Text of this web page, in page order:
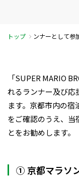
トップ ンナーとして参
「SUPER MARIO
れるランナー及び応
ます。京都市内の
をご確認のうえ、当
とをお勧めします。
① 京都マラソ